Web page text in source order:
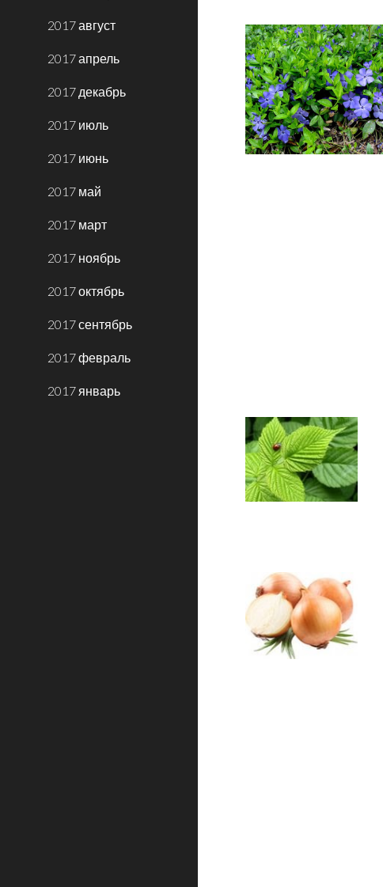
2017 август
2017 апрель
2017 декабрь
2017 июль
2017 июнь
2017 май
2017 март
2017 ноябрь
2017 октябрь
2017 сентябрь
2017 февраль
2017 январь